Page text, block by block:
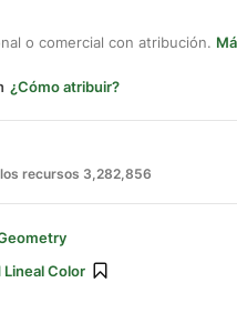
o comercial con atribución.
¿Cómo atribuir?
recursos 3,282,856
Lineal Color